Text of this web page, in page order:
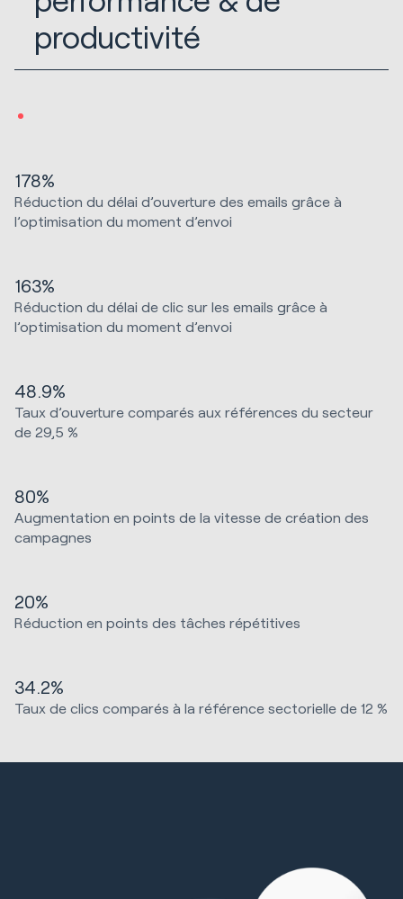
productivité
178%
Réduction du délai d’ouverture des emails grâce à
l’optimisation du moment d’envoi
163%
Réduction du délai de clic sur les emails grâce à
l’optimisation du moment d’envoi
48.9%
Taux d’ouverture comparés aux références du secteur
de 29,5 %
80%
Augmentation en points de la vitesse de création des
campagnes
20%
Réduction en points des tâches répétitives
34.2%
Taux de clics comparés à la référence sectorielle de 12 %